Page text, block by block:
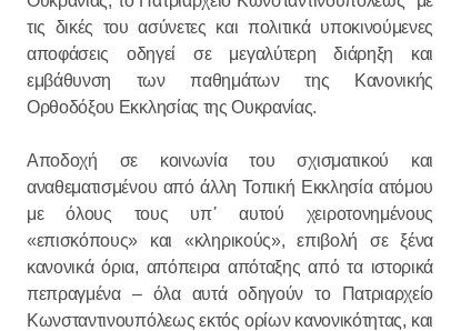
τις δικές του ασύνετες και πολιτικά υποκινούμενες
αποφάσεις οδηγεί σε μεγαλύτερη διάρηξη και
εμβάθυνση των παθημάτων της Κανονικής
Ορθοδόξου Εκκλησίας της Ουκρανίας.
Αποδοχή σε κοινωνία του σχισματικού και
αναθεματισμένου από άλλη Τοπική Εκκλησία ατόμου
με όλους τους υπ᾽ αυτού χειροτονημένους
«επισκόπους» και «κληρικούς», επιβολή σε ξένα
κανονικά όρια, απόπειρα απόταξης από τα ιστορικά
πεπραγμένα – όλα αυτά οδηγούν το Πατριαρχείο
Κωνσταντινουπόλεως εκτός ορίων κανονικότητας, και